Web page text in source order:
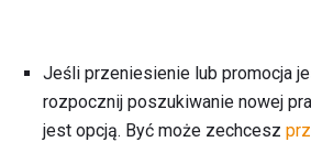
Jeśli przeniesienie lub promocja
rozpocznij poszukiwanie nowej
jest opcją. Być może zechcesz